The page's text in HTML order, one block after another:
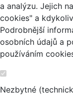
a analýzu. Jejich
cookies" a
Podrobnější
osobních údajů a
používáním
Nezbytné